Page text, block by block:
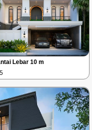
Lebar 10 m